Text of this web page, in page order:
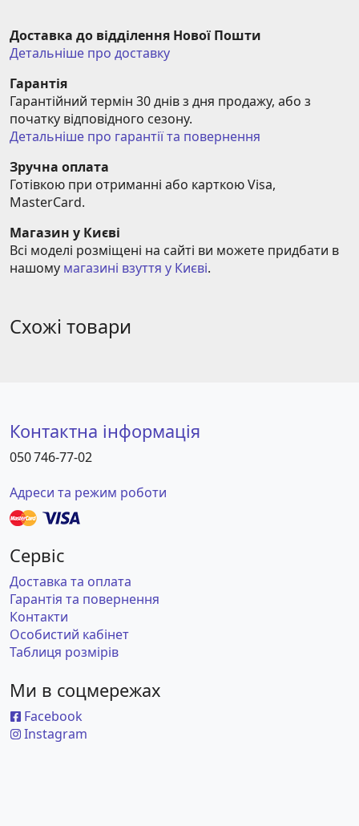
Доставка до відділення Нової Пошти
Детальніше про доставку
Гарантія
Гарантійний термін 30 днів з дня продажу, або з
початку відповідного сезону.
Детальніше про гарантії та повернення
Зручна оплата
Готівкою при отриманні або карткою Visa,
MasterCard.
Магазин у Києві
Всі моделі розміщені на сайті ви можете придбати в
нашому магазині взуття у Києві.
Схожі товари
Контактна інформація
050 746-77-02
Адреси та режим роботи
Сервіс
Доставка та оплата
Гарантія та повернення
Контакти
Особистий кабінет
Таблиця розмірів
Ми в соцмережах
Facebook
Instagram